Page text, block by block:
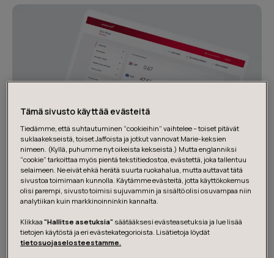
Since 2016, Futurice has partnered with Moneycorp to
design and build a new customer-centric platform and
Tämä sivusto käyttää evästeitä
Tiedämme, että suhtautuminen “cookieihin” vaihtelee – toiset pitävät
suklaakekseistä, toiset Jaffoista ja jotkut vannovat Marie-keksien
nimeen. (Kyllä, puhumme nyt oikeista kekseistä.) Mutta englanniksi
“cookie” tarkoittaa myös pientä tekstitiedostoa, evästettä, joka tallentuu
selaimeen. Ne eivät ehkä herätä suurta ruokahalua, mutta auttavat tätä
sivustoa toimimaan kunnolla. Käytämme evästeitä, jotta käyttökokemus
olisi parempi, sivusto toimisi sujuvammin ja sisältö olisi osuvampaa niin
analytiikan kuin markkinoinninkin kannalta.
Klikkaa"Hallitse asetuksia" säätääksesi evästeasetuksia ja lue lisää
tietojen käytöstä ja eri evästekategorioista. Lisätietoja löydät
tietosuojaselosteestamme.